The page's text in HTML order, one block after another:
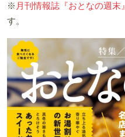
※ 月刊情報誌『おとなの週末
す。